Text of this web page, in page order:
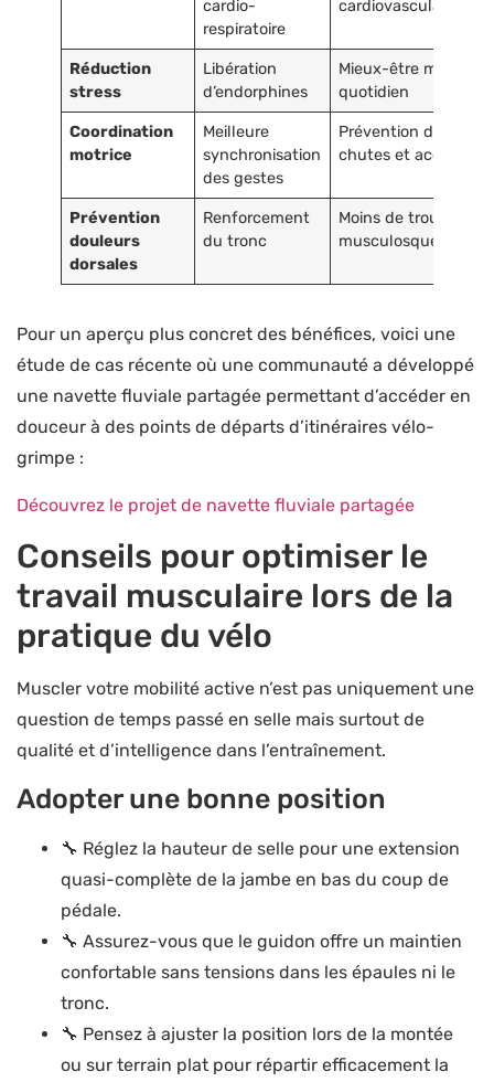
cardio-
respiratoire
cardiovasculaires
Réduction
stress
Libération
d’endorphines
Mieux-être mental
quotidien
Coordination
motrice
Meilleure
synchronisation
des gestes
Prévention des
chutes et accidents
Prévention
douleurs
dorsales
Renforcement
du tronc
Moins de troubles
Pour un aperçu plus concret des bénéfices, voici une
étude de cas récente où une communauté a développé
une navette fluviale partagée permettant d’accéder en
douceur à des points de départs d’itinéraires vélo-
grimpe :
Découvrez le projet de navette fluviale partagée
Conseils pour optimiser le
travail musculaire lors de la
pratique du vélo
Muscler votre mobilité active n’est pas uniquement une
question de temps passé en selle mais surtout de
qualité et d’intelligence dans l’entraînement.
Adopter une bonne position
🔧 Réglez la hauteur de selle pour une extension
quasi-complète de la jambe en bas du coup de
pédale.
🔧 Assurez-vous que le guidon offre un maintien
confortable sans tensions dans les épaules ni le
tronc.
🔧 Pensez à ajuster la position lors de la montée
ou sur terrain plat pour répartir efficacement la